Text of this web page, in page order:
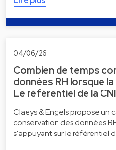
04/06/26
Combien de temps
données RH lorsque
Le référentiel de la
Claeys & Engels propose un
conservation des données
s'appuyant sur le référentiel